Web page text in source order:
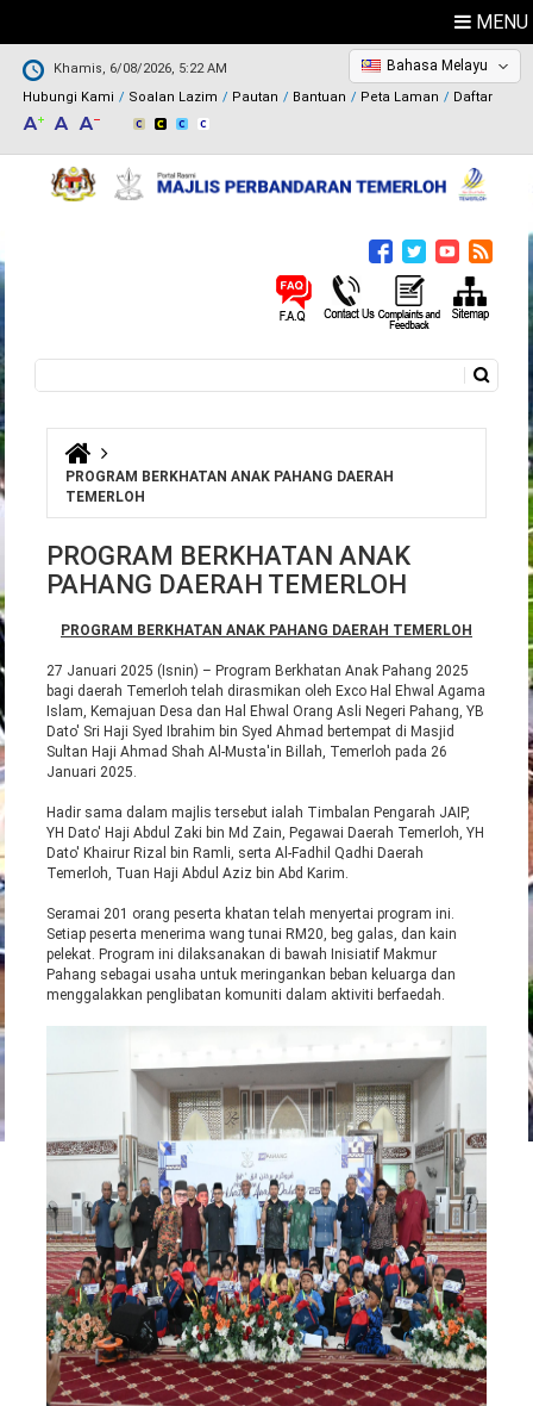
MENU
Khamis, 6/08/2026, 5:22 AM
Hubungi Kami
Soalan Lazim Pautan Bantuan Peta Laman Daftar
Bahasa Melayu
Borang carian
Anda di sini
PROGRAM BERKHATAN ANAK PAHANG DAERAH
TEMERLOH
PROGRAM BERKHATAN ANAK
PAHANG DAERAH TEMERLOH
PROGRAM BERKHATAN ANAK PAHANG DAERAH TEMERLOH
27 Januari 2025 (Isnin) – Program Berkhatan Anak Pahang 2025
bagi daerah Temerloh telah dirasmikan oleh Exco Hal Ehwal Agama
Islam, Kemajuan Desa dan Hal Ehwal Orang Asli Negeri Pahang, YB
Dato' Sri Haji Syed Ibrahim bin Syed Ahmad bertempat di Masjid
Sultan Haji Ahmad Shah Al-Musta'in Billah, Temerloh pada 26
Januari 2025.
Hadir sama dalam majlis tersebut ialah Timbalan Pengarah JAIP,
YH Dato' Haji Abdul Zaki bin Md Zain, Pegawai Daerah Temerloh, YH
Dato' Khairur Rizal bin Ramli, serta Al-Fadhil Qadhi Daerah
Temerloh, Tuan Haji Abdul Aziz bin Abd Karim.
Seramai 201 orang peserta khatan telah menyertai program ini.
Setiap peserta menerima wang tunai RM20, beg galas, dan kain
pelekat. Program ini dilaksanakan di bawah Inisiatif Makmur
Pahang sebagai usaha untuk meringankan beban keluarga dan
menggalakkan penglibatan komuniti dalam aktiviti berfaedah.